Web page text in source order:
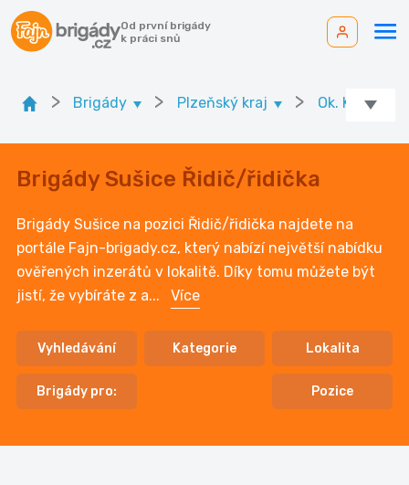
Od první brigády
k práci snů
> Brigády > Plzeňský kraj > Ok. Klatovy
Brigády Sušice Řidič/řidička
Brigády Sušice na pozici Řidič/řidička najdete na
portále Fajn-brigady.cz, který nabízí největší nabídku
ověřených inzerátů v lokalitě. Díky tomu můžete být
jistí, že vybíráte z a... Více
Vyhledávání Kategorie Lokalita
Brigády pro: Pozice